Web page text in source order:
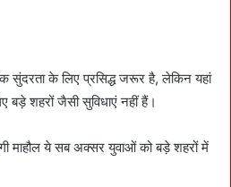
सुंदरता के लिए प्रसिद्ध जरूर है, लेकिन यहां
बड़े शहरों जैसी सुविधाएं नहीं हैं।
माहौल ये सब अक्सर युवाओं को बड़े शहरों में